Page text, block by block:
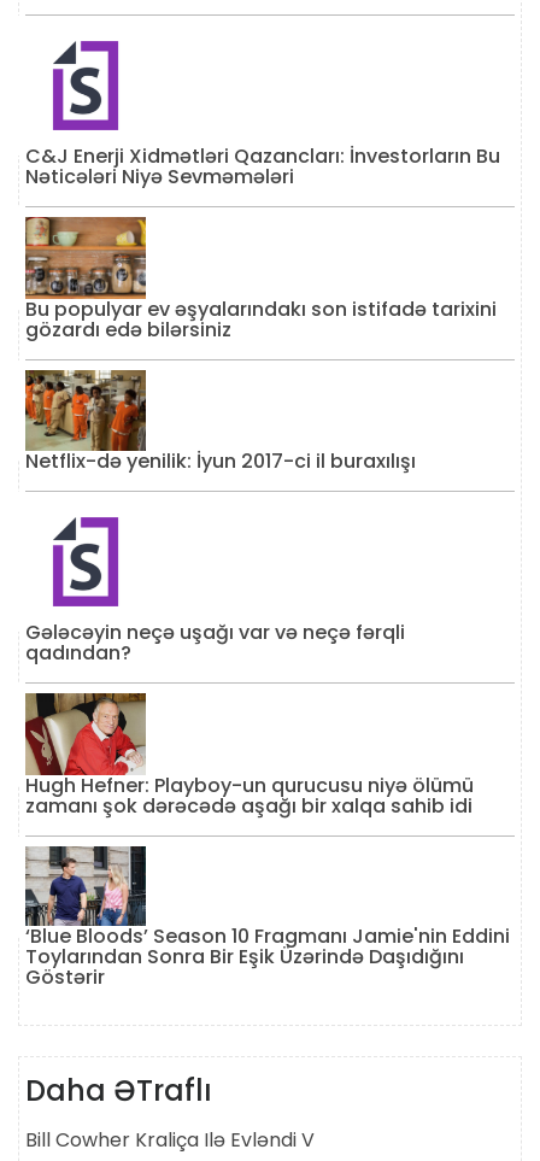
C&J Enerji Xidmətləri Qazancları: İnvestorların Bu
Nəticələri Niyə Sevməmələri
Bu populyar ev əşyalarındakı son istifadə tarixini
gözardı edə bilərsiniz
Netflix-də yenilik: İyun 2017-ci il buraxılışı
Gələcəyin neçə uşağı var və neçə fərqli
qadından?
Hugh Hefner: Playboy-un qurucusu niyə ölümü
zamanı şok dərəcədə aşağı bir xalqa sahib idi
‘Blue Bloods’ Season 10 Fragmanı Jamie'nin Eddini
Toylarından Sonra Bir Eşik Üzərində Daşıdığını
Göstərir
Daha ƏTraflı
Bill Cowher Kraliça Ilə Evləndi V